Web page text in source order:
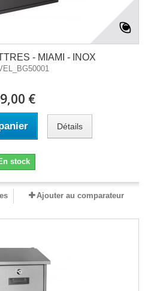
- MIAMI - INOX
€
Détails
stock
Ajouter au comparateur